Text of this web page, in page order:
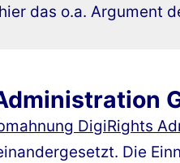
das o.a. Argument
DigiRights
Die